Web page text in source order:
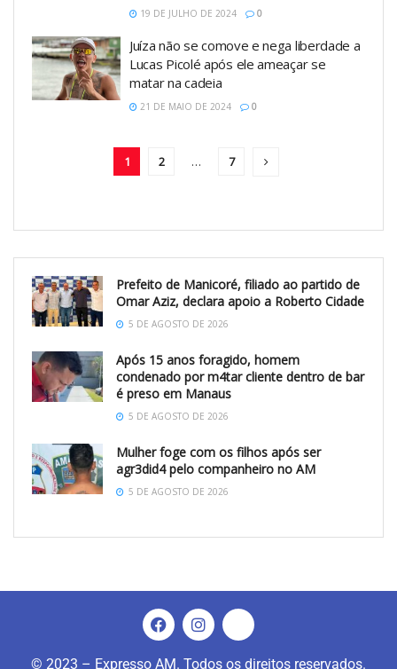
19 DE JULHO DE 2024 0
Juíza não se comove e nega liberdade a
Lucas Picolé após ele ameaçar se
matar na cadeia
21 DE MAIO DE 2024 0
1 2 … 7
Prefeito de Manicoré, filiado ao partido de
Omar Aziz, declara apoio a Roberto Cidade
5 DE AGOSTO DE 2026
Após 15 anos foragido, homem
condenado por m4tar cliente dentro de bar
é preso em Manaus
5 DE AGOSTO DE 2026
Mulher foge com os filhos após ser
agr3did4 pelo companheiro no AM
5 DE AGOSTO DE 2026
© 2023 – Expresso AM. Todos os direitos reservados.